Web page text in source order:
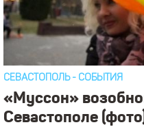
СЕВАСТОПОЛЬ- СОБЫТИЯ
«Муссон»
Севастополе